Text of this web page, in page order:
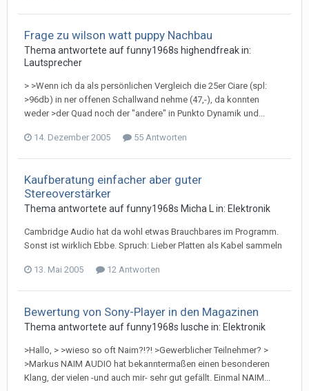
Frage zu wilson watt puppy Nachbau
Thema antwortete auffunny1968s highendfreakin:
Lautsprecher
> >Wenn ich da als persönlichen Vergleich die 25er Ciare (spl:
>96db) in ner offenen Schallwand nehme (47,-), da konnten
weder >der Quad noch der "andere" in Punkto Dynamik und...
14. Dezember 2005 55 Antworten
Kaufberatung einfacher aber guter
Stereoverstärker
Thema antwortete auffunny1968s Micha L in: Elektronik
Cambridge Audio hat da wohl etwas Brauchbares im Programm.
Sonst ist wirklich Ebbe. Spruch: Lieber Platten als Kabel sammeln
13. Mai 2005 12 Antworten
Bewertung von Sony-Player in den Magazinen
Thema antwortete auffunny1968s lusche in: Elektronik
>Hallo, > >wieso so oft Naim?!?! >Gewerblicher Teilnehmer? >
>Markus NAIM AUDIO hat bekanntermaßen einen besonderen
Klang, der vielen -und auch mir- sehr gut gefällt. Einmal NAIM...